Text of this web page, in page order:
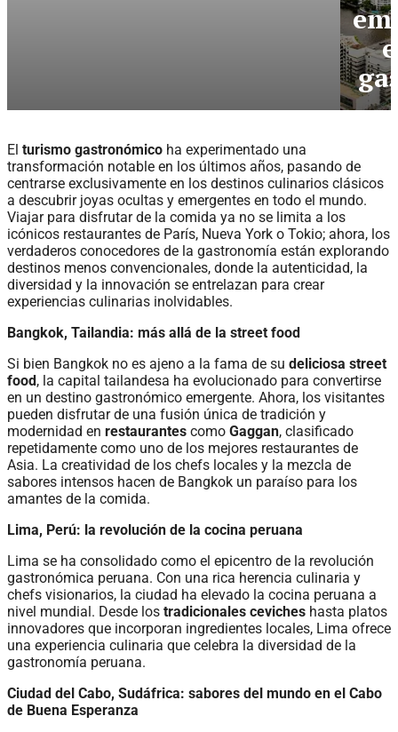
El turismo gastronómico ha experimentado una
transformación notable en los últimos años, pasando de
centrarse exclusivamente en los destinos culinarios clásicos
a descubrir joyas ocultas y emergentes en todo el mundo.
Viajar para disfrutar de la comida ya no se limita a los
icónicos restaurantes de París, Nueva York o Tokio; ahora, los
verdaderos conocedores de la gastronomía están explorando
destinos menos convencionales, donde la autenticidad, la
diversidad y la innovación se entrelazan para crear
experiencias culinarias inolvidables.
Bangkok, Tailandia: más allá de la street food
Si bien Bangkok no es ajeno a la fama de su deliciosa street
food, la capital tailandesa ha evolucionado para convertirse
en un destino gastronómico emergente. Ahora, los visitantes
pueden disfrutar de una fusión única de tradición y
modernidad en restaurantes como Gaggan, clasificado
repetidamente como uno de los mejores restaurantes de
Asia. La creatividad de los chefs locales y la mezcla de
sabores intensos hacen de Bangkok un paraíso para los
amantes de la comida.
Lima, Perú: la revolución de la cocina peruana
Lima se ha consolidado como el epicentro de la revolución
gastronómica peruana. Con una rica herencia culinaria y
chefs visionarios, la ciudad ha elevado la cocina peruana a
nivel mundial. Desde los tradicionales ceviches hasta platos
innovadores que incorporan ingredientes locales, Lima ofrece
una experiencia culinaria que celebra la diversidad de la
gastronomía peruana.
Ciudad del Cabo, Sudáfrica: sabores del mundo en el Cabo
de Buena Esperanza